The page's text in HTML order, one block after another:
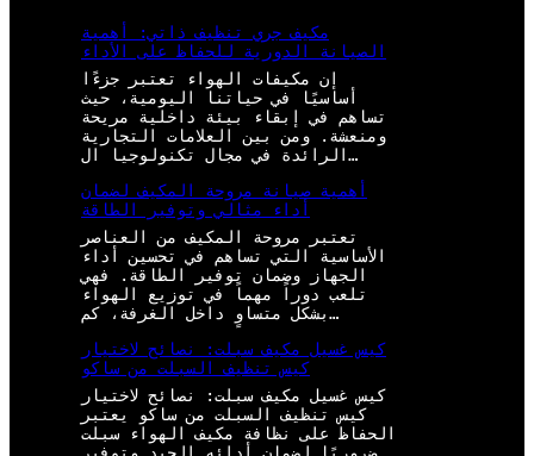
مكيف جري تنظيف ذاتي: أهمية
الصيانة الدورية للحفاظ على الأداء
إن مكيفات الهواء تعتبر جزءًا
أساسيًا في حياتنا اليومية، حيث
تساهم في إبقاء بيئة داخلية مريحة
ومنعشة. ومن بين العلامات التجارية
الرائدة في مجال تكنولوجيا ال…
أهمية صيانة مروحة المكيف لضمان
أداء مثالي وتوفير الطاقة
تعتبر مروحة المكيف من العناصر
الأساسية التي تساهم في تحسين أداء
الجهاز وضمان توفير الطاقة. فهي
تلعب دوراً مهماً في توزيع الهواء
بشكل متساوٍ داخل الغرفة، كم…
كيس غسيل مكيف سبلت: نصائح لاختيار
كيس تنظيف السبلت من ساكو
كيس غسيل مكيف سبلت: نصائح لاختيار
كيس تنظيف السبلت من ساكو يعتبر
الحفاظ على نظافة مكيف الهواء سبلت